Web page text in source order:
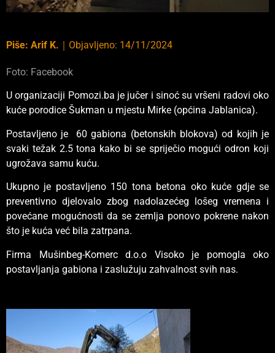
Piše: Arif K. ｜ Objavljeno: 14/11/2024
Foto: Facebook
U organizaciji Pomozi.ba je jučer i sinoć su vršeni radovi oko
kuće porodice Šukman u mjestu Mirke (općina Jablanica).
Postavljeno je 60 gabiona (betonskih blokova) od kojih je
svaki težak 2.5 tona kako bi se spriječio mogući odron koji
ugrožava samu kuću.
Ukupno je postavljeno 150 tona betona oko kuće gdje se
preventivno djelovalo zbog nadolazećeg lošeg vremena i
povećane mogućnosti da se zemlja ponovo pokrene nakon
što je kuća već bila zatrpana.
Firma Mušinbeg-Komerc d.o.o Visoko je pomogla oko
postavljanja gabiona i zaslužuju zahvalnost svih nas.